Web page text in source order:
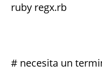
ruby regx.rb
# necesita un